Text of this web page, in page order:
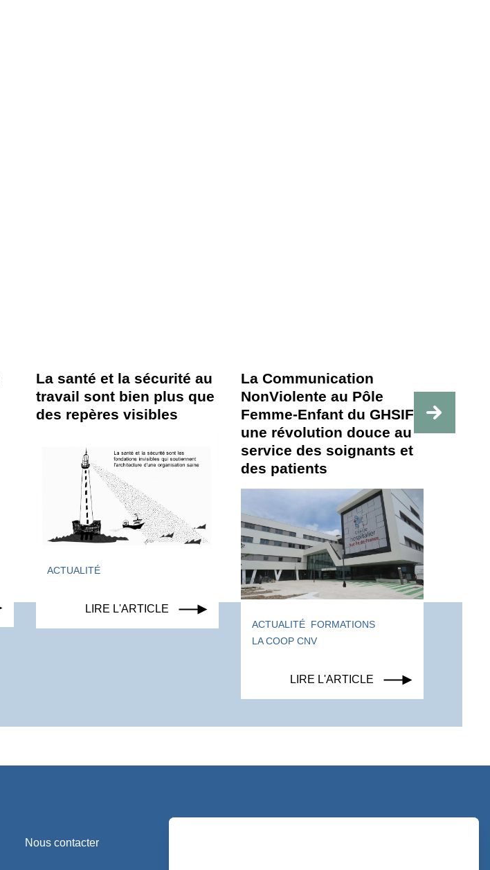
La santé et la sécurité au
travail sont bien plus que
des repères visibles
ACTUALITÉ
LIRE L'ARTICLE
La Communication
NonViolente au Pôle
Femme-Enfant du GHSIF :
une révolution douce au
service des soignants et
des patients
ACTUALITÉ FORMATIONS
LA COOP CNV
LIRE L'ARTICLE
direct
Nous contacter